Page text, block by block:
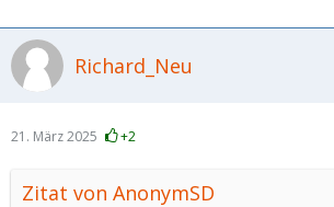
Richard_Neu
21. März 2025 +2
Zitat von AnonymSD